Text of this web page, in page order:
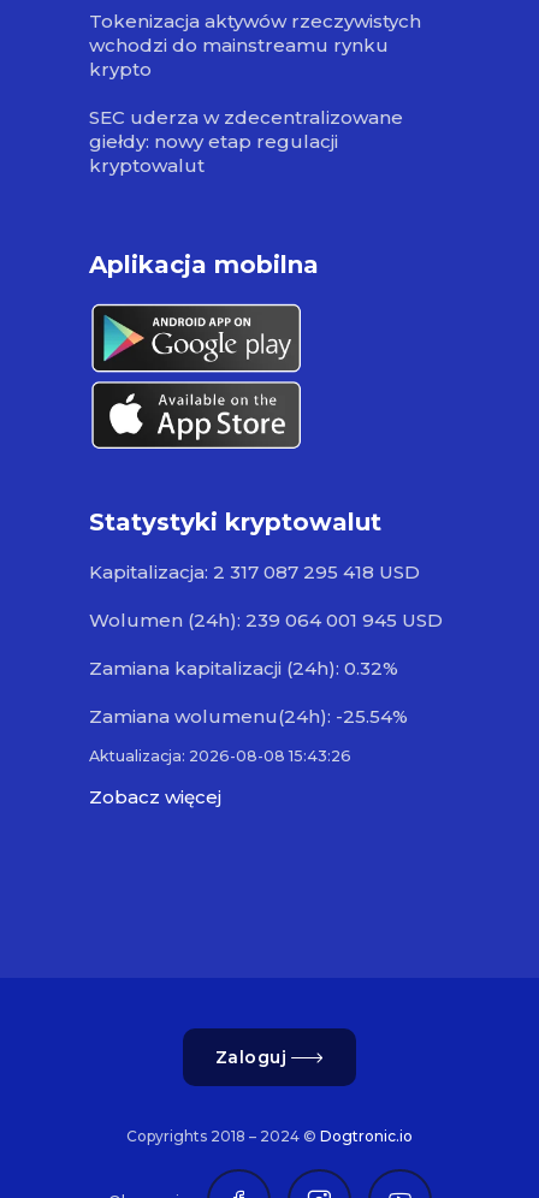
Tokenizacja aktywów rzeczywistych
wchodzi do mainstreamu rynku
krypto
SEC uderza w zdecentralizowane
giełdy: nowy etap regulacji
kryptowalut
Aplikacja mobilna
Statystyki kryptowalut
Kapitalizacja: 2 317 087 295 418 USD
Wolumen (24h): 239 064 001 945 USD
Zamiana kapitalizacji (24h): 0.32%
Zamiana wolumenu(24h): -25.54%
Aktualizacja: 2026-08-08 15:43:26
Zobacz więcej
Zaloguj
Copyrights 2018 – 2024 © Dogtronic.io